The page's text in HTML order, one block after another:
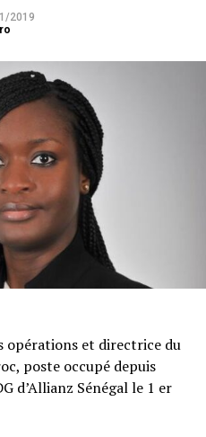
2019
opérations et directrice du
poste occupé depuis
d’Allianz Sénégal le 1 er